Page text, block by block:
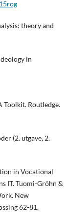
theory and
in
Toolkit. Routledge.
(2. utgave, 2.
in Vocational
IT. Tuomi-Gröhn &
New
62-81.